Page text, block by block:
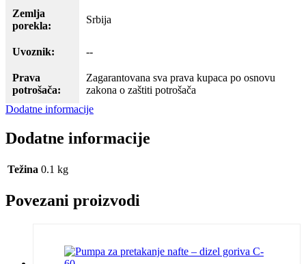
Zemlja
porekla:
Srbija
Uvoznik: --
Prava
potrošača:
Zagarantovana sva prava kupaca po osnovu
zakona o zaštiti potrošača
Dodatne informacije
Dodatne informacije
Težina 0.1 kg
Povezani proizvodi